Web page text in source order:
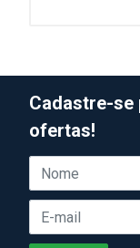
Cadastre-se
ofertas!